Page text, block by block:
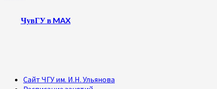
ЧувГУ в MAX
Сайт ЧГУ им. И.Н. Ульянова